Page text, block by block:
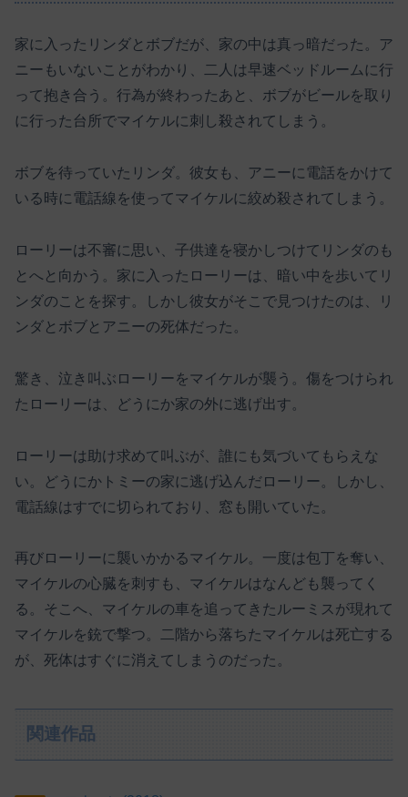
家に入ったリンダとボブだが、家の中は真っ暗だった。ア
ニーもいないことがわかり、二人は早速ベッドルームに行
って抱き合う。行為が終わったあと、ボブがビールを取り
に行った台所でマイケルに刺し殺されてしまう。
ボブを待っていたリンダ。彼女も、アニーに電話をかけて
いる時に電話線を使ってマイケルに絞め殺されてしまう。
ローリーは不審に思い、子供達を寝かしつけてリンダのも
とへと向かう。家に入ったローリーは、暗い中を歩いてリ
ンダのことを探す。しかし彼女がそこで見つけたのは、リ
ンダとボブとアニーの死体だった。
驚き、泣き叫ぶローリーをマイケルが襲う。傷をつけられ
たローリーは、どうにか家の外に逃げ出す。
ローリーは助け求めて叫ぶが、誰にも気づいてもらえな
い。どうにかトミーの家に逃げ込んだローリー。しかし、
電話線はすでに切られており、窓も開いていた。
再びローリーに襲いかかるマイケル。一度は包丁を奪い、
マイケルの心臓を刺すも、マイケルはなんども襲ってく
る。そこへ、マイケルの車を追ってきたルーミスが現れて
マイケルを銃で撃つ。二階から落ちたマイケルは死亡する
が、死体はすぐに消えてしまうのだった。
関連作品